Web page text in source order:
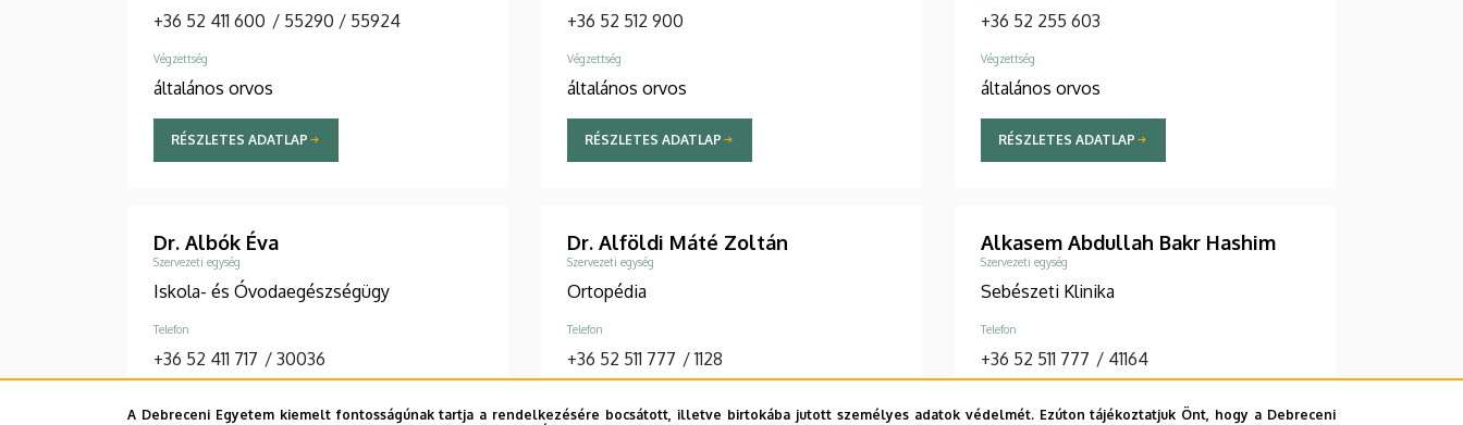
A Debreceni Egyetem kiemelt fontosságúnak tartja a rendelkezésére bocsátott, illetve birtokába jutott személyes adatok védelmét. Ezúton tájékoztatjuk Önt, hogy a Debreceni
+36 52 411 600 / 55290 / 55924
Végzettség
általános orvos
RÉSZLETES ADATLAP
+36 52 512 900
Végzettség
általános orvos
RÉSZLETES ADATLAP
+36 52 255 603
Végzettség
általános orvos
RÉSZLETES ADATLAP
Dr. Albók Éva
Szervezeti egység
Iskola- és Óvodaegészségügy
Telefon
+36 52 411 717 / 30036
Dr. Alföldi Máté Zoltán
Szervezeti egység
Ortopédia
Telefon
+36 52 511 777 / 1128
Alkasem Abdullah Bakr Hashim
Szervezeti egység
Sebészeti Klinika
Telefon
+36 52 511 777 / 41164